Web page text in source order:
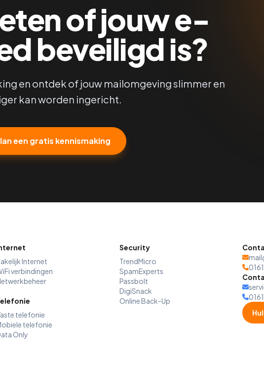
of jouw e-
beveiligd is?
en ontdek of jouw mailomgeving slimmer en
kan worden ingericht.
een gratis kennismaking
Internet
verbindingen
telefonie
telefonie
Only
Security
TrendMicro
SpamExperts
Passbolt
DigiSnack
Online Back-Up